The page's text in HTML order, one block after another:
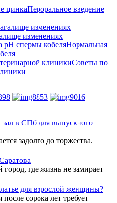
Пероральное введение
изменениях
Нормальная
Советы по
в СПб для выпускного
задолго до торжества.
где жизнь не замирает
для взрослой женщины?
сорока лет требует